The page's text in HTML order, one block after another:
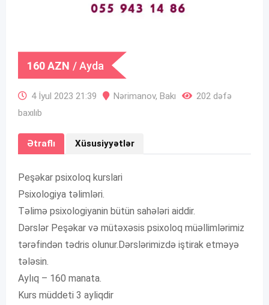
160AZN / Ayda
4 İyul 2023 21:39 Nərimanov, Bakı
202 dəfə
baxılıb
Ətraflı Xüsusiyyətlər
Peşəkar psixoloq kurslari
Psixologiya təlimləri.
Təlimə psixologiyanin bütün sahələri aiddir.
Dərslər Peşəkar və mütəxəsis psixoloq müəllimlərimiz
tərəfindən tədris olunur.Dərslərimizdə iştirak etməyə
tələsin.
Aylıq – 160 manata.
Kurs müddeti 3 ayliqdir